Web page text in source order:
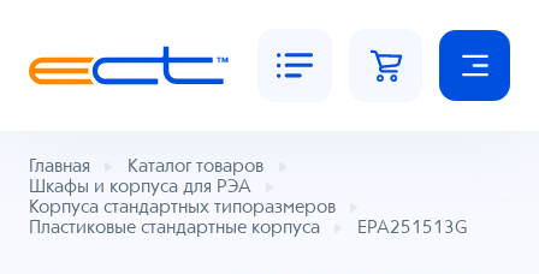
Главная
Каталог товаров
Шкафы и корпуса для РЭА
Корпуса стандартных типоразмеров
Пластиковые стандартные корпуса
EPA251513G